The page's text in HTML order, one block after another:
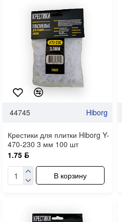
44745 Hiborg
Крестики для плитки Hiborg Y-
470-230 3 мм 100 шт
1.75 ƃ
В корзину